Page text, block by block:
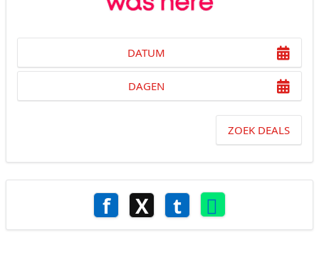
DATUM
DAGEN
ZOEK DEALS
f X t